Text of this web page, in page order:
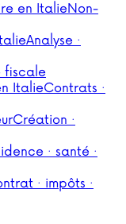
en ItalieNon-
Analyse ·
fiscale
ItalieContrats ·
Création ·
· santé ·
· impôts ·